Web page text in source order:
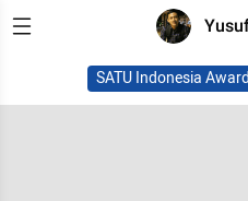
SATU Indonesia